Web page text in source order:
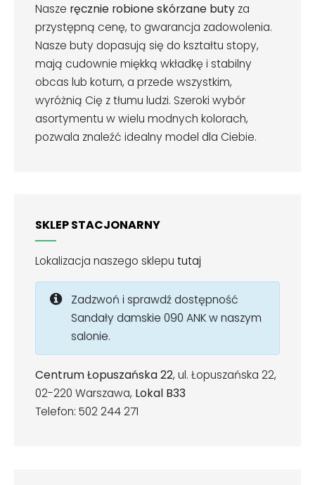
Nasze ręcznie robione skórzane buty za
przystępną cenę, to gwarancja zadowolenia.
Nasze buty dopasują się do kształtu stopy,
mają cudownie miękką wkładkę i stabilny
obcas lub koturn, a przede wszystkim,
wyróżnią Cię z tłumu ludzi. Szeroki wybór
asortymentu w wielu modnych kolorach,
pozwala znaleźć idealny model dla Ciebie.
SKLEP STACJONARNY
Lokalizacja naszego sklepu tutaj
Zadzwoń i sprawdź dostępność
Sandały damskie 090 ANK w naszym
salonie.
Centrum Łopuszańska 22, ul. Łopuszańska 22,
02-220 Warszawa, Lokal B33
Telefon: 502 244 271